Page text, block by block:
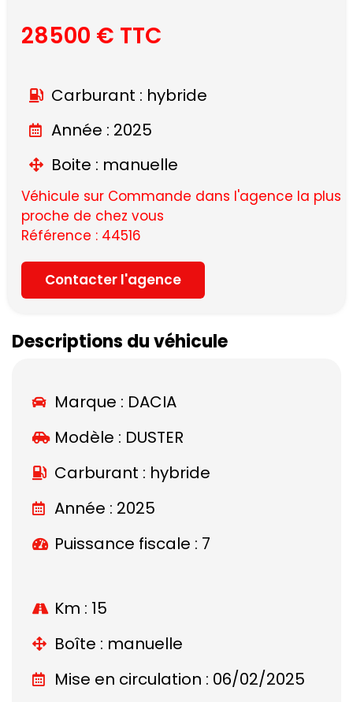
28500 € TTC
Carburant : hybride
Année : 2025
Boite : manuelle
Véhicule sur Commande dans l'agence la plus
proche de chez vous
Référence : 44516
Contacter l'agence
Descriptions du véhicule
Marque : DACIA
Modèle : DUSTER
Carburant : hybride
Année : 2025
Puissance fiscale : 7
Km : 15
Boîte : manuelle
Mise en circulation : 06/02/2025